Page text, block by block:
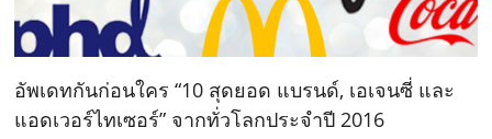
อัพเดทกันก่อนใคร “10 สุดยอด แบรนด์, เอเจนซี่ และ
แอดเวอร์ไทเซอร์” จากทั่วโลกประจำปี 2016